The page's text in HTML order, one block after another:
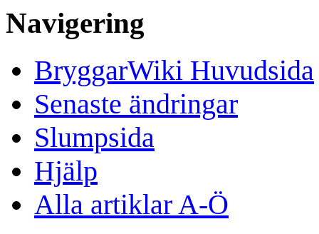
Navigering
BryggarWiki Huvudsida
Senaste ändringar
Slumpsida
Hjälp
Alla artiklar A-Ö